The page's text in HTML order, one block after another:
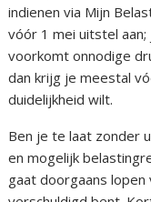
indienen via Mijn
vóór 1 mei uitstel
voorkomt onnodige
dan krijg je meestal
duidelijkheid wilt.
Ben je te laat zonder
en mogelijk
gaat doorgaans